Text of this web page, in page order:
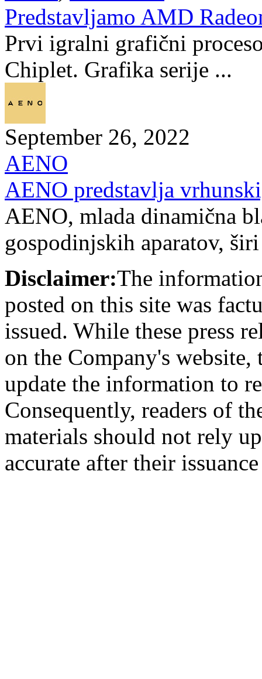
Predstavljamo AMD
Prvi igralni grafični
Chiplet. Grafika serije ...
September 26, 2022
AENO
AENO predstavlja
AENO, mlada dinamična
gospodinjskih aparatov,
Disclaimer:The
posted on this site was
issued. While these press
on the Company's website,
update the information to
Consequently, readers of
materials should not rely
accurate after their